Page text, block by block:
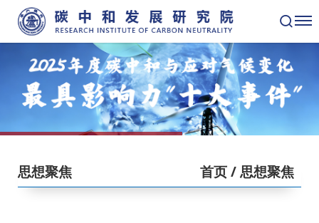
思想聚焦 首页/ 思想聚焦